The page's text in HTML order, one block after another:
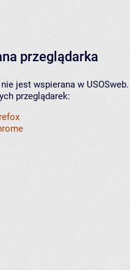
przeglądarka
jest wspierana w
przeglądarek: